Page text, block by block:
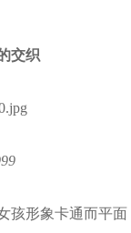
交织
孩形象卡通而平